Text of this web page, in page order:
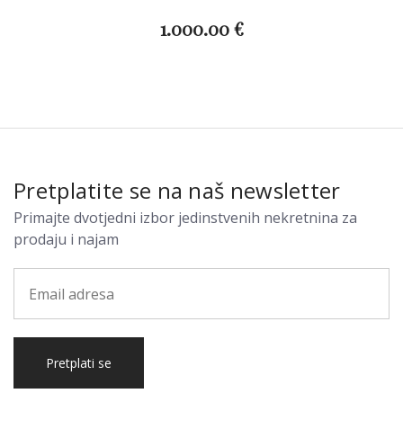
1.000.00 €
Pretplatite se na naš newsletter
Primajte dvotjedni izbor jedinstvenih nekretnina za
prodaju i najam
Pretplati se